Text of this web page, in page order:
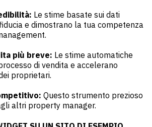
Le stime basate sui dati
e dimostrano la tua competenza
più breve: Le stime automatiche
di vendita e accelerano
proprietari.
Questo strumento prezioso
altri property manager.